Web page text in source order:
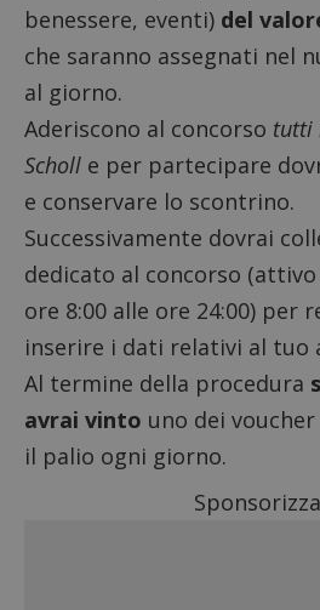
benessere, eventi) del
che saranno assegnati nel
al giorno.
Aderiscono al concorso tutti
Scholl e per partecipare
e conservare lo scontrino.
Successivamente dovrai
dedicato al concorso
ore 8:00 alle ore 24:00) per
inserire i dati relativi al tuo
Al termine della procedura
avrai vinto uno dei
il palio ogni giorno.